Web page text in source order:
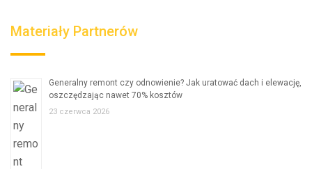
Materiały Partnerów
Generalny remont czy odnowienie? Jak uratować dach i elewację,
oszczędzając nawet 70% kosztów
23 czerwca 2026